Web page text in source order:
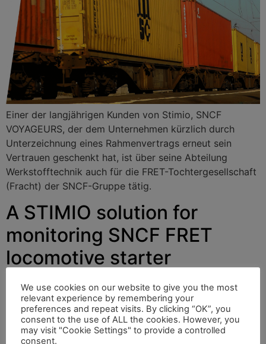
Einer der langjährigen Kunden von Stimio, SNCF
VOYAGEURS, der dem Unternehmen kürzlich durch
Unterzeichnung eines Rahmenvertrags erneut sein
Vertrauen geschenkt hat, ist über seine Abteilung
Werkstofftechnik auch für die FRET-Tochtergesellschaft
(Fracht) der SNCF-Gruppe tätig.
A STIMIO solution for
monitoring SNCF FRET
locomotive starter
reservoirs
One of Stimio’s long-standing clients, SNCF
VOYAGEURS, which recently placed its trust in the
We use cookies on our website to give you the most
relevant experience by remembering your
preferences and repeat visits. By clicking “OK”, you
consent to the use of ALL the cookies. However, you
may visit "Cookie Settings" to provide a controlled
consent.